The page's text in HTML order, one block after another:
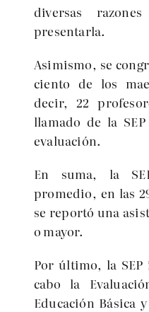
diversas
presentarla.
Asimismo, se
ciento de los
decir, 22
llamado de la
evaluación.
En suma, la
promedio, en las
se reportó una
o mayor.
Por último, la
cabo la
Educación Básica